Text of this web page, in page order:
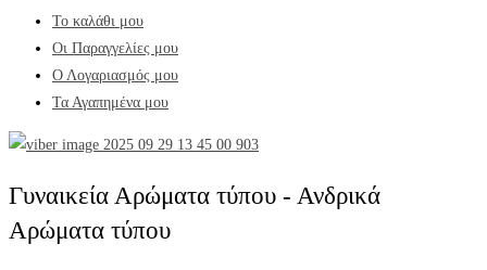
Το καλάθι μου
Οι Παραγγελίες μου
Ο Λογαριασμός μου
Τα Αγαπημένα μου
Γυναικεία Αρώματα τύπου - Ανδρικά
Αρώματα τύπου